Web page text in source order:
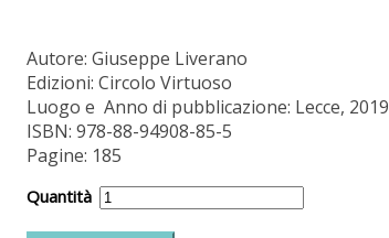
Autore: Giuseppe Liverano
Edizioni: Circolo Virtuoso
Luogo e Anno di pubblicazione: Lecce, 2019
ISBN: 978-88-94908-85-5
Pagine: 185